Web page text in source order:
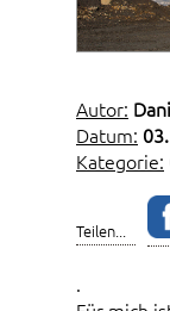
Autor:
Datum:
Kategorie:
Teilen...
.